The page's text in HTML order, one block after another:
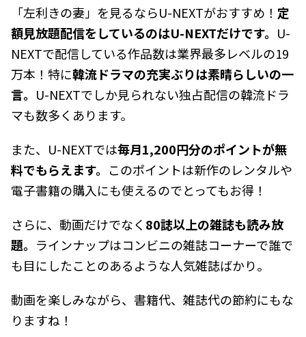
「左利きの妻」を見るならU-NEXTがおすすめ！ 定
額見放題配信をしているのはU-NEXTだけです。 U-
NEXTで配信している作品数は業界最多レベルの19
万本！特に韓流ドラマの充実ぶりは素晴らしいの一
言。 U-NEXTでしか見られない独占配信の韓流ドラ
マも数多くあります。
また、U-NEXTでは毎月1,200円分のポイントが無
料でもらえます。 このポイントは新作のレンタルや
電子書籍の購入にも使えるのでとってもお得！
さらに、動画だけでなく 80誌以上の雑誌も読み放
題。 ラインナップはコンビニの雑誌コーナーで誰で
も目にしたことのあるような人気雑誌ばかり。
動画を楽しみながら、書籍代、雑誌代の節約にもな
りますね！